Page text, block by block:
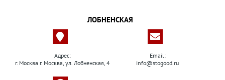
ЛОБНЕНСКАЯ
Адрес:
г. Москва г. Москва, ул. Лобненская, 4
Email:
info@stogood.ru